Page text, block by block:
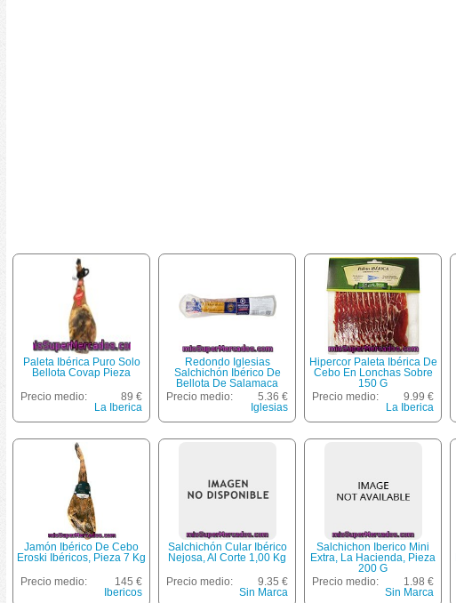
Paleta Ibérica Puro Solo
Bellota Covap Pieza
Precio medio:
89 €
La Iberica
Redondo Iglesias
Salchichón Ibérico De
Bellota De Salamaca
Peso Aproximado Pieza
Precio medio:
5.36 €
Iglesias
Hipercor Paleta Ibérica De
Cebo En Lonchas Sobre
150 G
Precio medio:
9.99 €
La Iberica
Jamón Ibérico De Cebo
Eroski Ibéricos, Pieza 7 Kg
Precio medio:
145 €
Ibericos
Salchichón Cular Ibérico
Nejosa, Al Corte 1,00 Kg
Precio medio:
9.35 €
Sin Marca
Salchichon Iberico Mini
Extra, La Hacienda, Pieza
200 G
Precio medio:
1.98 €
Sin Marca